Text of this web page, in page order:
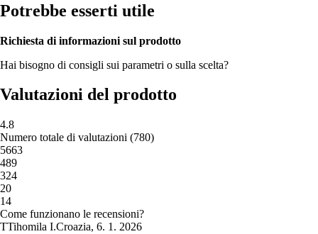
Potrebbe esserti utile
Richiesta di informazioni sul prodotto
Hai bisogno di consigli sui parametri o sulla scelta?
Valutazioni del prodotto
4.8
Numero totale di valutazioni (780)
5663
489
324
20
14
Come funzionano le recensioni?
TTihomila I.Croazia, 6. 1. 2026